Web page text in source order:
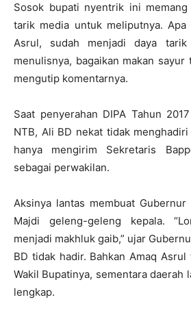
Sosok bupati nyentrik ini
tarik media untuk meliputnya. Apa
Asrul, sudah menjadi daya
menulisnya, bagaikan makan
mengutip komentarnya.
Saat penyerahan DIPA Tahun
NTB, Ali BD nekat tidak
hanya mengirim Sekretaris
sebagai perwakilan.
Aksinya lantas membuat
Majdi geleng-geleng kepala.
menjadi makhluk gaib,” ujar
BD tidak hadir. Bahkan Amaq
Wakil Bupatinya, sementara daerah
lengkap.